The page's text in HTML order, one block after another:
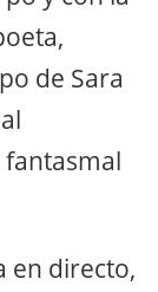
de Sara
en directo,